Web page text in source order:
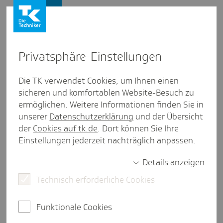
Verjäh­rungs­fris­ten: Wann
verjähren SV-Beitrags­an­sprü­
che?
In der Sozialversicherung gilt grundsätzlich eine
Frist von vier Jahren, um Beitragsansprüche
2 Minuten Lesezeit
Firmenkunden Beiträge
Privat­sphäre-Einstel­lungen
Die TK verwendet Cookies, um Ihnen einen
sicheren und komfortablen Website-Besuch zu
ermöglichen. Weitere Informationen finden Sie in
unserer Datenschutzerklärung und der Übersicht
der Cookies auf tk.de. Dort können Sie Ihre
Einstellungen jederzeit nachträglich anpassen.
Details anzeigen
Technisch erforderliche Cookies
Funktionale Cookies